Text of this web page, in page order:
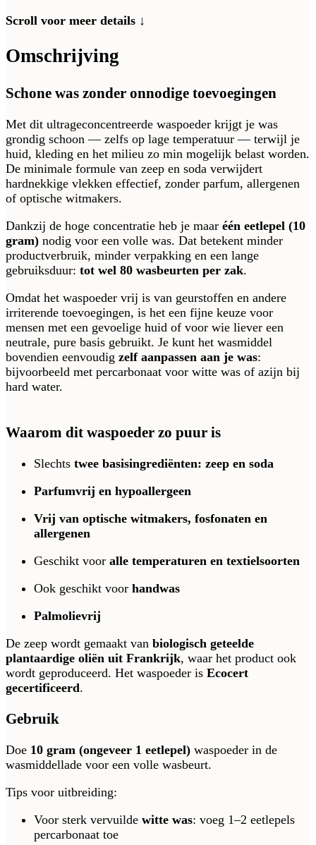
Scroll voor meer details ↓
Omschrijving
Schone was zonder onnodige toevoegingen
Met dit ultrageconcentreerde waspoeder krijgt je was
grondig schoon — zelfs op lage temperatuur — terwijl je
huid, kleding en het milieu zo min mogelijk belast worden.
De minimale formule van zeep en soda verwijdert
hardnekkige vlekken effectief, zonder parfum, allergenen
of optische witmakers.
Dankzij de hoge concentratie heb je maar één eetlepel (10
gram) nodig voor een volle was. Dat betekent minder
productverbruik, minder verpakking en een lange
gebruiksduur: tot wel 80 wasbeurten per zak.
Omdat het waspoeder vrij is van geurstoffen en andere
irriterende toevoegingen, is het een fijne keuze voor
mensen met een gevoelige huid of voor wie liever een
neutrale, pure basis gebruikt. Je kunt het wasmiddel
bovendien eenvoudig zelf aanpassen aan je was:
bijvoorbeeld met percarbonaat voor witte was of azijn bij
hard water.
Waarom dit waspoeder zo puur is
Slechts twee basisingrediënten: zeep en soda
Parfumvrij en hypoallergeen
Vrij van optische witmakers, fosfonaten en
allergenen
Geschikt voor alle temperaturen en textielsoorten
Ook geschikt voor handwas
Palmolievrij
De zeep wordt gemaakt van biologisch geteelde
plantaardige oliën uit Frankrijk, waar het product ook
wordt geproduceerd. Het waspoeder is Ecocert
gecertificeerd.
Gebruik
Doe 10 gram (ongeveer 1 eetlepel) waspoeder in de
wasmiddellade voor een volle wasbeurt.
Tips voor uitbreiding:
Voor sterk vervuilde witte was: voeg 1–2 eetlepels
percarbonaat toe